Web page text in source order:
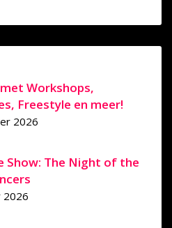
Workshops,
Freestyle en meer!
2026
Show: The Night of the
2026